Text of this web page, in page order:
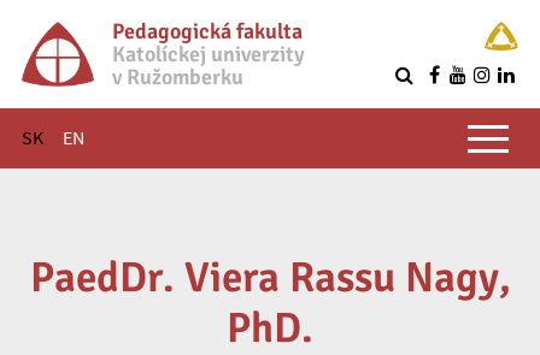
Pedagogická fakulta
Katolíckej univerzity
v Ružomberku
SK EN
Hlavné menu
PaedDr. Viera Rassu Nagy,
PhD.